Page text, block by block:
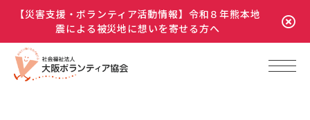
【災害支援・ボランティア活動情報】令和８年熊本地
震による被災地に想いを寄せる方へ